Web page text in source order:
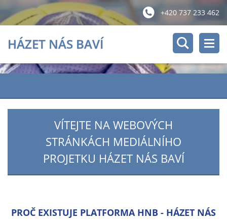
+420 737 233 462
HÁZET NÁS BAVÍ
VÍTEJTE NA WEBOVÝCH
STRÁNKÁCH MEDIÁLNÍHO
PROJETKU HÁZET NÁS BAVÍ
PROČ EXISTUJE PLATFORMA HNB - HÁZET NÁS